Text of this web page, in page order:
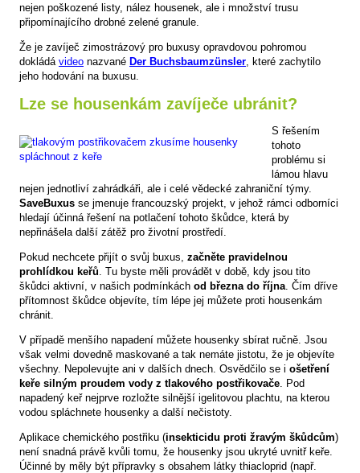
nejen poškozené listy, nález housenek, ale i množství trusu
připomínajícího drobné zelené granule.
Že je zavíječ zimostrázový pro buxusy opravdovou pohromou
dokládá video nazvané Der Buchsbaumzünsler , které zachytilo
jeho hodování na buxusu.
Lze se housenkám zavíječe ubránit?
S řešením
tohoto
problému si
lámou hlavu
nejen jednotliví zahrádkáři, ale i celé vědecké zahraniční týmy.
SaveBuxus se jmenuje francouzský projekt, v jehož rámci odborníci
hledají účinná řešení na potlačení tohoto škůdce, která by
nepřinášela další zátěž pro životní prostředí.
Pokud nechcete přijít o svůj buxus, začněte pravidelnou
prohlídkou keřů . Tu byste měli provádět v době, kdy jsou tito
škůdci aktivní, v našich podmínkách od března do října . Čím dříve
přítomnost škůdce objevíte, tím lépe jej můžete proti housenkám
chránit.
V případě menšího napadení můžete housenky sbírat ručně. Jsou
však velmi dovedně maskované a tak nemáte jistotu, že je objevíte
všechny. Nepolevujte ani v dalších dnech. Osvědčilo se i ošetření
keře silným proudem vody z tlakového postřikovače . Pod
napadený keř nejprve rozložte silnější igelitovou plachtu, na kterou
vodou spláchnete housenky a další nečistoty.
Aplikace chemického postřiku (insekticidu proti žravým škůdcům)
není snadná právě kvůli tomu, že housenky jsou ukryté uvnitř keře.
Účinné by měly být přípravky s obsahem látky thiacloprid (např.